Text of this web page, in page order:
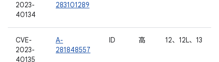
2023-
40134
283101289
CVE-
2023-
40135
A-
281848557
ID 高 12、12L、13